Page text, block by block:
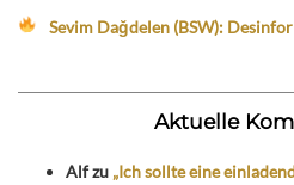
Sevim Dağdelen (BSW):
Aktuelle
Alfzu „Ich sollte eine